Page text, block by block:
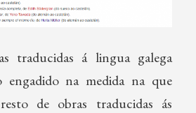
traducidas á lingua galega
na medida na que
de obras traducidas ás